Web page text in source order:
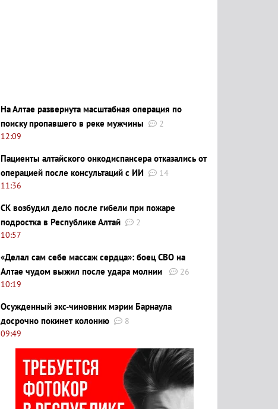
На Алтае развернута масштабная операция по
поиску пропавшего в реке мужчины
2
12:09
Пациенты алтайского онкодиспансера отказались от
операцией после консультаций с ИИ
14
11:36
СК возбудил дело после гибели при пожаре
подростка в Республике Алтай
2
10:57
«Делал сам себе массаж сердца»: боец СВО на
Алтае чудом выжил после удара молнии
26
10:19
Осужденный экс-чиновник мэрии Барнаула
досрочно покинет колонию
8
09:49